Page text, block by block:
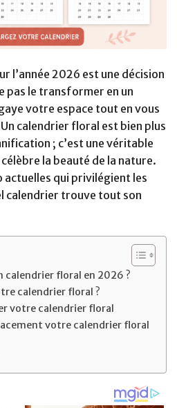
l’année 2026 est une décision
pas le transformer en un
votre espace tout en vous
calendrier floral est bien plus
; c’est une véritable
la beauté de la nature.
actuelles qui privilégient les
calendrier trouve tout son
calendrier floral en 2026 ?
calendrier floral ?
votre calendrier floral
votre calendrier floral